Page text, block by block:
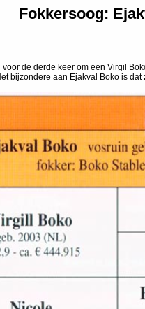
Fokkersoog:
de derde keer om een Virgil
bijzondere aan Ejakval Boko is